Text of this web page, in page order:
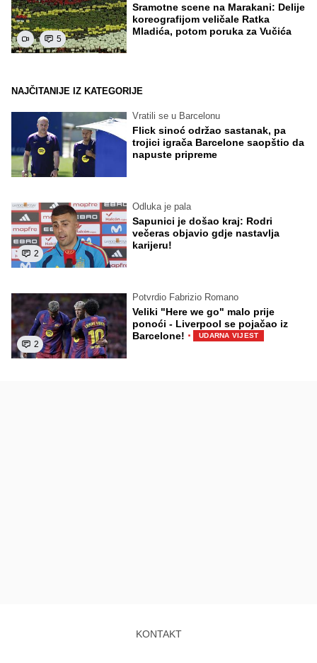
5
Sramotne scene na Marakani: Delije
koreografijom veličale Ratka
Mladića, potom poruka za Vučića
NAJČITANIJE IZ KATEGORIJE
Vratili se u Barcelonu
Flick sinoć održao sastanak, pa
trojici igrača Barcelone saopštio da
napuste pripreme
2
Odluka je pala
Sapunici je došao kraj: Rodri
večeras objavio gdje nastavlja
karijeru!
2
Potvrdio Fabrizio Romano
Veliki "Here we go" malo prije
ponoći - Liverpool se pojačao iz
Barcelone! · UDARNA VIJEST
KONTAKT